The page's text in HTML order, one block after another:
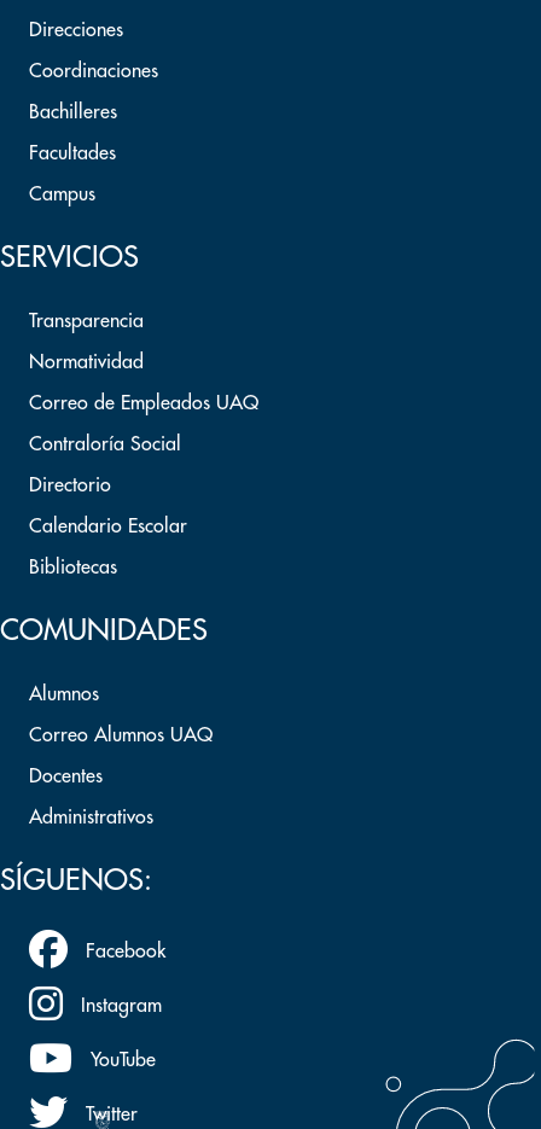
Direcciones
Coordinaciones
Bachilleres
Facultades
Campus
SERVICIOS
Transparencia
Normatividad
Correo de Empleados UAQ
Contraloría Social
Directorio
Calendario Escolar
Bibliotecas
COMUNIDADES
Alumnos
Correo Alumnos UAQ
Docentes
Administrativos
SÍGUENOS:
Facebook
Instagram
YouTube
Twitter